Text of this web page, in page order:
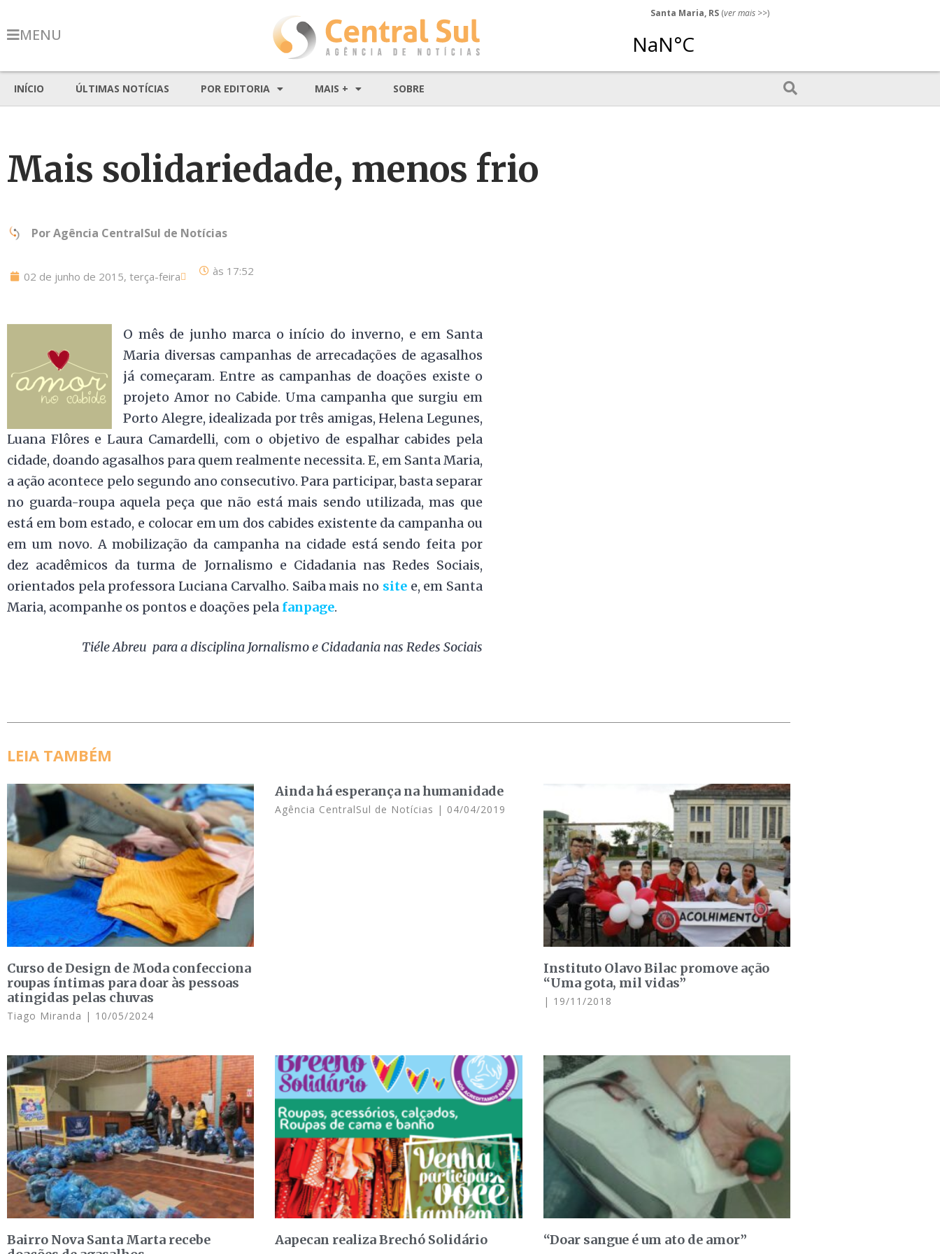
MENU
Santa Maria, RS (ver mais >>)
INÍCIO ÚLTIMAS NOTÍCIAS POR EDITORIA MAIS + SOBRE
Mais solidariedade, menos frio
PorAgência CentralSul de Notícias
02 de junho de 2015, terça-feira às 17:52
O mês de junho marca o início do inverno, e em Santa
Maria diversas campanhas de arrecadações de agasalhos
já começaram. Entre as campanhas de doações existe o
projeto Amor no Cabide. Uma campanha que surgiu em
Porto Alegre, idealizada por três amigas, Helena Legunes,
Luana Flôres e Laura Camardelli, com o objetivo de espalhar cabides pela
cidade, doando agasalhos para quem realmente necessita. E, em Santa Maria,
a ação acontece pelo segundo ano consecutivo. Para participar, basta separar
no guarda-roupa aquela peça que não está mais sendo utilizada, mas que
está em bom estado, e colocar em um dos cabides existente da campanha ou
em um novo. A mobilização da campanha na cidade está sendo feita por
dez acadêmicos da turma de Jornalismo e Cidadania nas Redes Sociais,
orientados pela professora Luciana Carvalho. Saiba mais no sitee, em Santa
Maria, acompanhe os pontos e doações pela fanpage.
Tiéle Abreu para a disciplina Jornalismo e Cidadania nas Redes Sociais
LEIA TAMBÉM
Curso de Design de Moda confecciona
roupas íntimas para doar às pessoas
atingidas pelas chuvas
Tiago Miranda 10/05/2024
Ainda há esperança na humanidade
Agência CentralSul de Notícias 04/04/2019
Instituto Olavo Bilac promove ação
“Uma gota, mil vidas”
19/11/2018
Bairro Nova Santa Marta recebe
Aapecan realiza Brechó Solidário “Doar sangue é um ato de amor”